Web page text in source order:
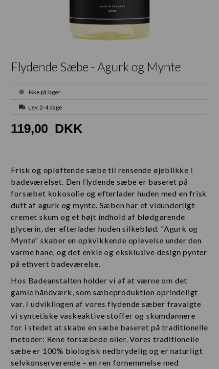
Flydende Sæbe - Agurk og Mynte
Ikke på lager
Lev. 2-4 dage
119,00 DKK
Frisk og opløftende sæbe til rensende øjeblikke i
badeværelset. Den flydende sæbe er baseret på
forsæbet kokosolie og efterlader huden med en frisk
duft af agurk og mynte. Sæben har et vidunderligt
cremet skum og et højt indhold af blødgørende
glycerin, der efterlader huden silkeblød. ”Agurk og
Mynte” skaber en opkvikkende oplevelse under den
varme hane, og det enkle og eksklusive design pynter
på ethvert badeværelse.
Hos Badeanstalten holder vi af at værne om det
gamle håndværk, som sæbeproduktion oprindeligt
var. I udviklingen af vores flydende sæber fravalgte
vi syntetiske vaskeaktive stoffer og skumdannere
for i stedet at skabe en sæbe baseret på traditionelle
metoder: Rene forsæbede olier. Vores traditionelle
sæbe er 100% biologisk nedbrydelig og er naturligt
selvkonserverende – en ren fornemmelse med